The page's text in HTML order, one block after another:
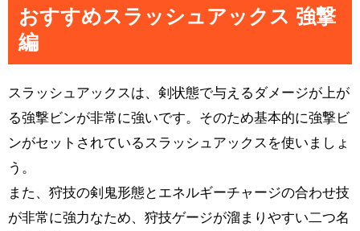
おすすめスラッシュアックス 強撃
編
スラッシュアックスは、剣状態で与えるダメージが上が
る強撃ビンが非常に強いです。そのため基本的に強撃ビ
ンがセットされているスラッシュアックスを使いましょ
う。
また、狩技の剣鬼形態とエネルギーチャージの合わせ技
が非常に強力なため、狩技ゲージが溜まりやすい二つ名